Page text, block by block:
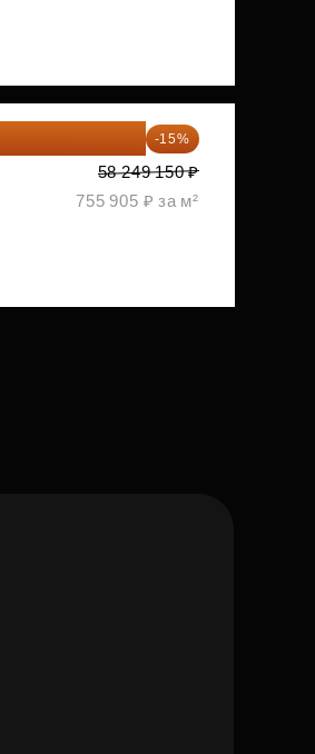
-15%
58 249 150 ₽
755 905 ₽ за м²